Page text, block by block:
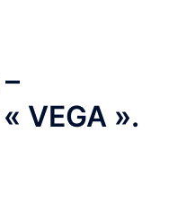
VEGA ».